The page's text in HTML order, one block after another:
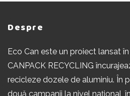
Despre
Eco Can este un proiect lansat
CANPACK RECYCLING
recicleze dozele de aluminiu. În
două campanii la nivel național,